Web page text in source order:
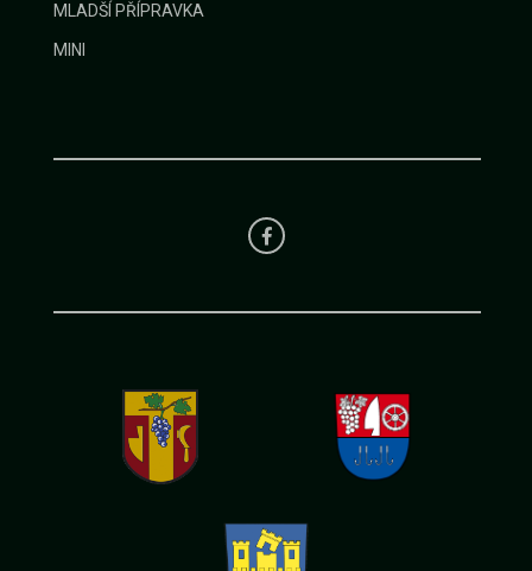
MLADŠÍ PŘÍPRAVKA
MINI